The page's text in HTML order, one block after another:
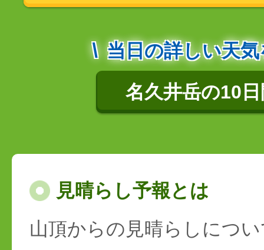
当日の詳しい天
名久井岳の10
見晴らし予報とは
山頂からの見晴らしにつ